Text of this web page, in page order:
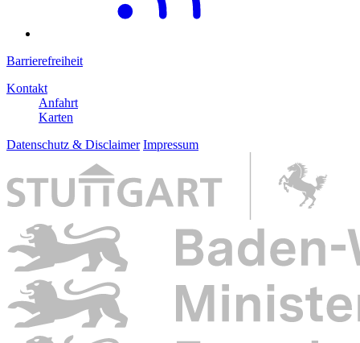
Barrierefreiheit
Kontakt
Anfahrt
Karten
Datenschutz & Disclaimer Impressum